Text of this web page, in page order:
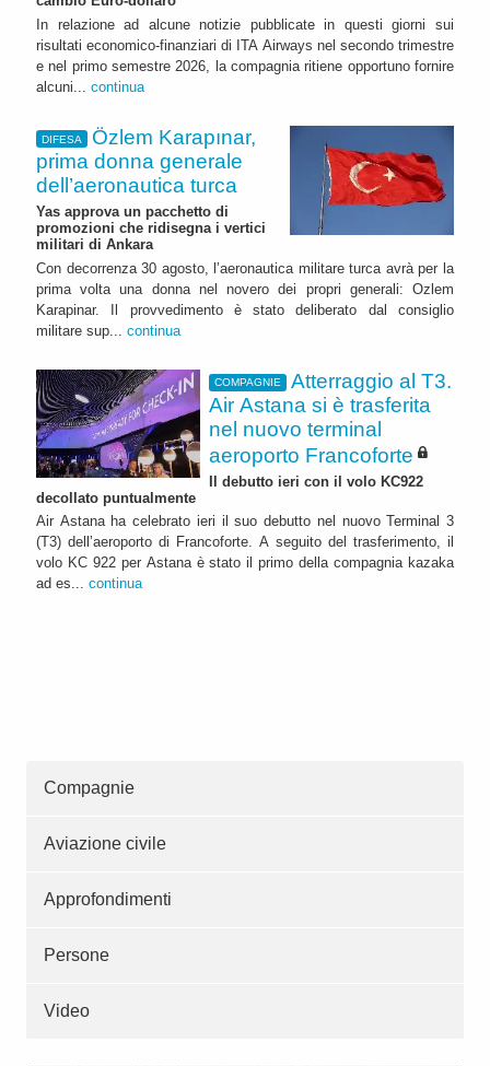
In relazione ad alcune notizie pubblicate in questi giorni sui
risultati economico-finanziari di ITA Airways nel secondo trimestre
e nel primo semestre 2026, la compagnia ritiene opportuno fornire
alcuni... continua
DIFESA
Özlem Karapınar,
prima donna generale
dell’aeronautica turca
Yas approva un pacchetto di
promozioni che ridisegna i vertici
militari di Ankara
Con decorrenza 30 agosto, l’aeronautica militare turca avrà per la
prima volta una donna nel novero dei propri generali: Ozlem
Karapinar. Il provvedimento è stato deliberato dal consiglio
militare sup... continua
COMPAGNIE
Atterraggio al T3.
Air Astana si è trasferita
nel nuovo terminal
aeroporto Francoforte
Il debutto ieri con il volo KC922
decollato puntualmente
Air Astana ha celebrato ieri il suo debutto nel nuovo Terminal 3
(T3) dell’aeroporto di Francoforte. A seguito del trasferimento, il
volo KC 922 per Astana è stato il primo della compagnia kazaka
ad es... continua
Compagnie
Aviazione civile
Approfondimenti
Persone
Video